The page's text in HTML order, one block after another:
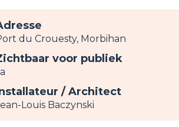
du Crouesty, Morbihan
voor publiek
/ Architect
Louis Baczynski